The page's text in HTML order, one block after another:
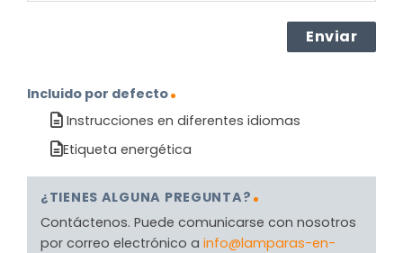
Incluido por defecto
Instrucciones en diferentes idiomas
Etiqueta energética
¿TIENES ALGUNA PREGUNTA?
Contáctenos. Puede comunicarse con nosotros
por correo electrónico a info@lamparas-en-